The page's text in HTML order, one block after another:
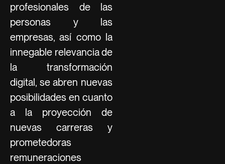
profesionales de las
personas y las
empresas, así como la
innegable relevancia de
la transformación
digital, se abren nuevas
posibilidades en cuanto
a la proyección de
nuevas carreras y
prometedoras
remuneraciones